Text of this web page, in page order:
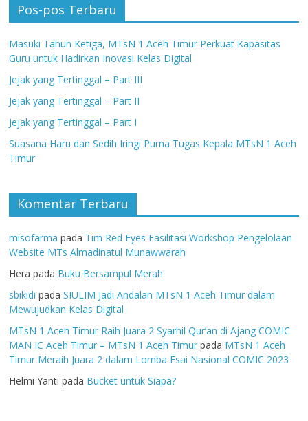
Pos-pos Terbaru
Masuki Tahun Ketiga, MTsN 1 Aceh Timur Perkuat Kapasitas
Guru untuk Hadirkan Inovasi Kelas Digital
Jejak yang Tertinggal – Part III
Jejak yang Tertinggal – Part II
Jejak yang Tertinggal – Part I
Suasana Haru dan Sedih Iringi Purna Tugas Kepala MTsN 1 Aceh
Timur
Komentar Terbaru
misofarma pada Tim Red Eyes Fasilitasi Workshop Pengelolaan
Website MTs Almadinatul Munawwarah
Hera pada Buku Bersampul Merah
sbikidi padaSIULIM Jadi Andalan MTsN 1 Aceh Timur dalam
Mewujudkan Kelas Digital
MTsN 1 Aceh Timur Raih Juara 2 Syarhil Qur’an di Ajang COMIC
MAN IC Aceh Timur – MTsN 1 Aceh Timur pada MTsN 1 Aceh
Timur Meraih Juara 2 dalam Lomba Esai Nasional COMIC 2023
Helmi Yanti pada Bucket untuk Siapa?